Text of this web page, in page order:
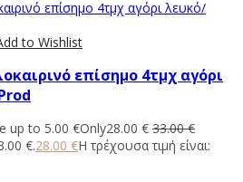
to Wishlist
επίσημο 4τμχ αγόρι
up to 5.00 €Only28.00 € 33.00€
€.28.00 €Η τρέχουσα τιμή είναι: